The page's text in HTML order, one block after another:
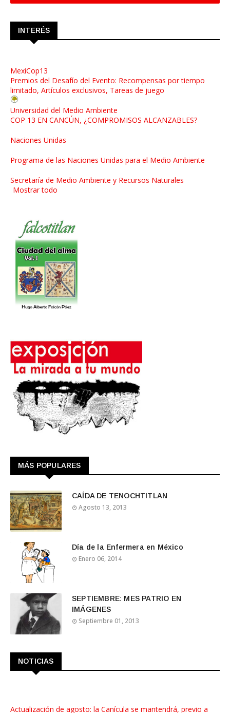
INTERÉS
MexiCop13
Premios del Desafío del Evento: Recompensas por tiempo
limitado, Artículos exclusivos, Tareas de juego
Universidad del Medio Ambiente
COP 13 EN CANCÚN, ¿COMPROMISOS ALCANZABLES?
Naciones Unidas
Programa de las Naciones Unidas para el Medio Ambiente
Secretaría de Medio Ambiente y Recursos Naturales
Mostrar todo
MÁS POPULARES
CAÍDA DE TENOCHTITLAN
Agosto 13, 2013
Día de la Enfermera en México
Enero 06, 2014
SEPTIEMBRE: MES PATRIO EN
IMÁGENES
Septiembre 01, 2013
NOTICIAS
Actualización de agosto: la Canícula se mantendrá, previo a